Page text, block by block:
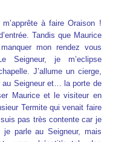
à faire Oraison !
Tandis que Maurice
mon rendez vous
Seigneur, je m’eclipse
J’allume un cierge,
au Seigneur et… la porte de
Maurice et le visiteur en
Termite qui venait faire
pas très contente car je
je parle au Seigneur, mais